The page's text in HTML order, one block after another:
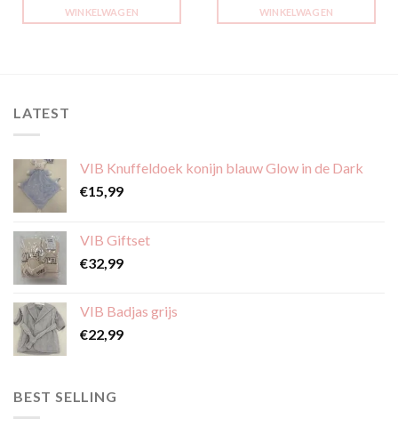
WINKELWAGEN WINKELWAGEN
LATEST
VIB Knuffeldoek konijn blauw Glow in de Dark
€15,99
VIB Giftset
€32,99
VIB Badjas grijs
€22,99
BEST SELLING